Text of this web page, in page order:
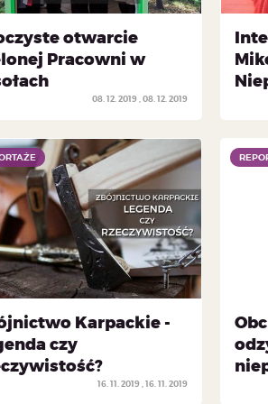
otwarcie
Pracowni w
08. 12. 2019 08. 12. 2019
Karpackie -
czy
16. 11. 2019 16. 11. 2019